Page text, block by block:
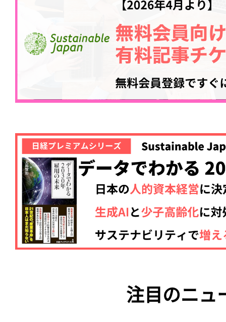
注目のニュ